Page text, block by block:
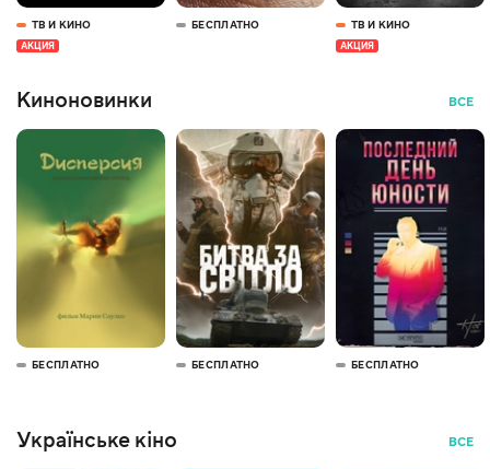
ТВ И КИНО
АКЦИЯ
БЕСПЛАТНО
ТВ И КИНО
АКЦИЯ
Киноновинки ВСЕ
БЕСПЛАТНО БЕСПЛАТНО БЕСПЛАТНО
Українське кіно ВСЕ